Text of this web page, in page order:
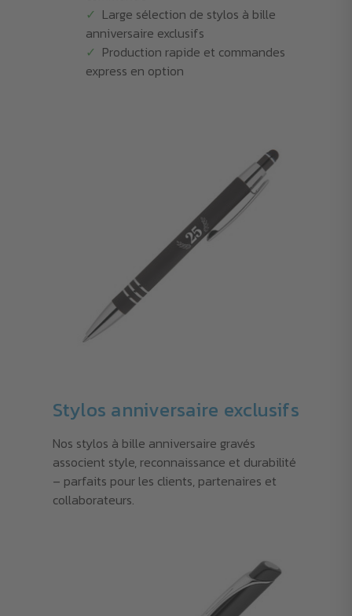
Large sélection de stylos à bille
anniversaire exclusifs
Production rapide et commandes
express en option
Stylos anniversaire exclusifs
Nos stylos à bille anniversaire gravés
associent style, reconnaissance et durabilité
– parfaits pour les clients, partenaires et
collaborateurs.